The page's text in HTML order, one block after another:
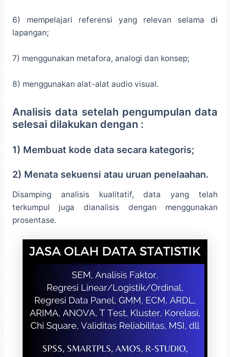
6) mempelajari referensi yang relevan selama di
lapangan;
7) menggunakan metafora, analogi dan konsep;
8) menggunakan alat-alat audio visual.
Analisis data setelah pengumpulan data
selesai dilakukan dengan :
1) Membuat kode data secara kategoris;
2) Menata sekuensi atau uruan penelaahan.
Disamping analisis kualitatif, data yang telah
terkumpul juga dianalisis dengan menggunakan
prosentase.